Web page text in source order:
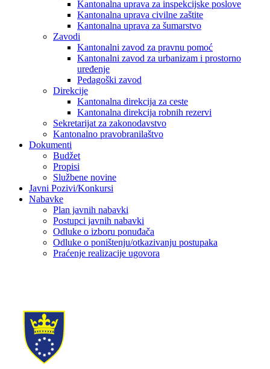
Kantonalna uprava za inspekcijske poslove
Kantonalna uprava civilne zaštite
Kantonalna uprava za šumarstvo
Zavodi
Kantonalni zavod za pravnu pomoć
Kantonalni zavod za urbanizam i prostorno
uređenje
Pedagoški zavod
Direkcije
Kantonalna direkcija za ceste
Kantonalna direkcija robnih rezervi
Sekretarijat za zakonodavstvo
Kantonalno pravobranilaštvo
Dokumenti
Budžet
Propisi
Službene novine
Javni Pozivi/Konkursi
Nabavke
Plan javnih nabavki
Postupci javnih nabavki
Odluke o izboru ponuđača
Odluke o poništenju/otkazivanju postupaka
Praćenje realizacije ugovora